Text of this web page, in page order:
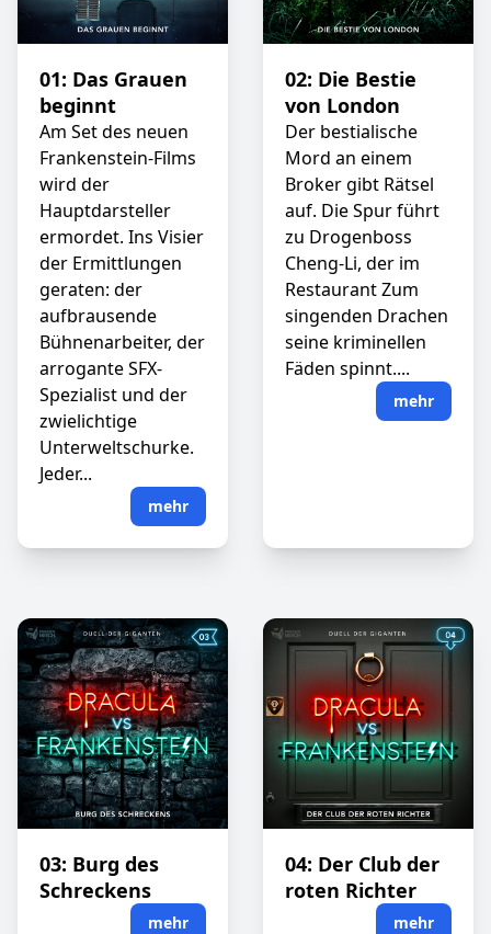
01: Das Grauen
beginnt
Am Set des neuen
Frankenstein-Films
wird der
Hauptdarsteller
ermordet. Ins Visier
der Ermittlungen
geraten: der
aufbrausende
Bühnenarbeiter, der
arrogante SFX-
Spezialist und der
zwielichtige
Unterweltschurke.
Jeder...
mehr
02: Die Bestie
von London
Der bestialische
Mord an einem
Broker gibt Rätsel
auf. Die Spur führt
zu Drogenboss
Cheng-Li, der im
Restaurant Zum
singenden Drachen
seine kriminellen
Fäden spinnt....
mehr
03: Burg des
Schreckens
mehr
04: Der Club der
roten Richter
mehr